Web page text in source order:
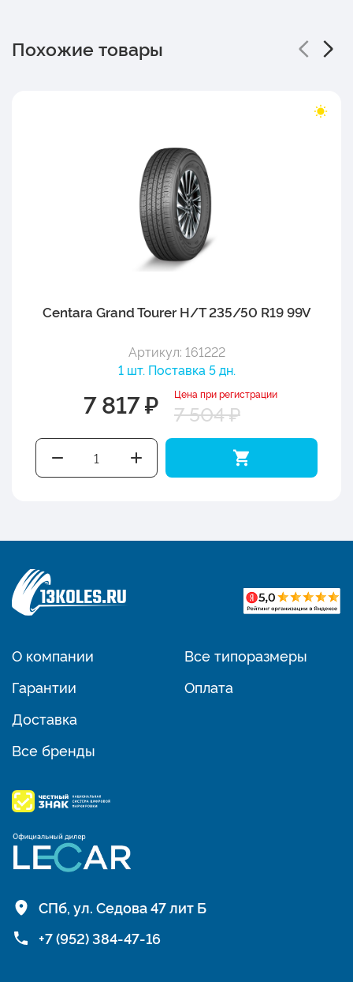
Похожие товары
Centara Grand Tourer H/T 235/50 R19 99V
Артикул: 161222
1 шт. Поставка 5 дн.
7 817 ₽ Цена при регистрации
7 504 ₽
О компании
Гарантии
Доставка
Все бренды
Все типоразмеры
Оплата
СПб, ул. Седова 47 лит Б
+7 (952) 384-47-16